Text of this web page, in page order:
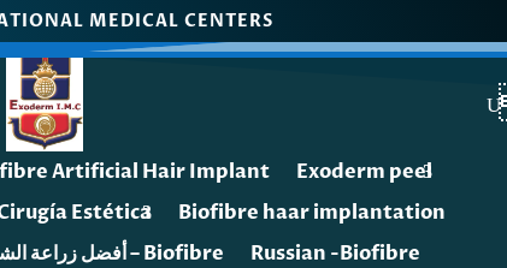
MEDICAL CENTERS
Artificial Hair Implant
Exoderm peel
Estética
Biofibre haar implantation
أفضل زراعة الشعر الصناعي – Biofibre
Russian -Biofibre